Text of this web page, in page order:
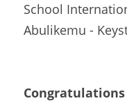
School
Abulikemu -
Congratulations